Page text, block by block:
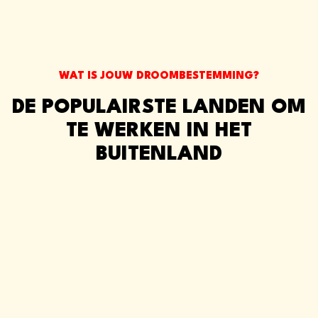
WAT IS JOUW DROOMBESTEMMING?
DE POPULAIRSTE LANDEN OM
TE WERKEN IN HET
BUITENLAND